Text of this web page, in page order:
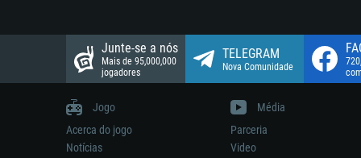
Junte-se a nós
Mais de 95,000,000
jogadores
TELEGRAM
Nova Comunidade
Jogo
Acerca do jogo
Notícias
Média
Parceria
Video